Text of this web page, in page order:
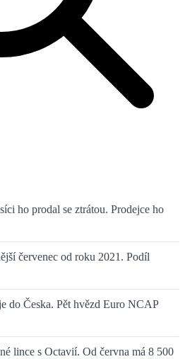
ho prodal se ztrátou. Prodejce ho
červenec od roku 2021. Podíl
do Česka. Pět hvězd Euro NCAP
lince s Octavií. Od června má 8 500